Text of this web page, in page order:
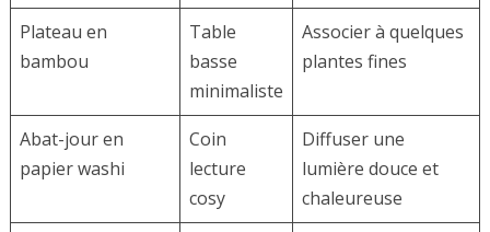
Plateau en
bambou
Table
basse
minimaliste
Associer à quelques
plantes fines
Abat-jour en
papier washi
Coin
lecture
cosy
Diffuser une
lumière douce et
chaleureuse